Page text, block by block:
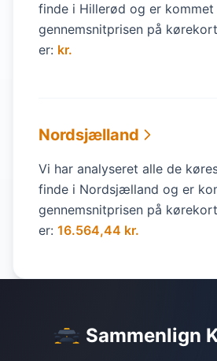
finde i Hillerød og er
gennemsnitprisen på
er: kr.
Nordsjælland
Vi har analyseret alle de
finde i Nordsjælland og er
gennemsnitprisen på
er: 16.564,44 kr.
Sammenlign